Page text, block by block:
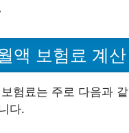
액 보험료 계산
험료는 주로 다음과
다.